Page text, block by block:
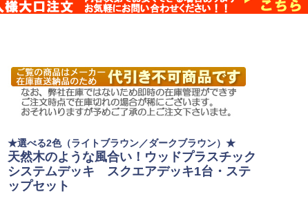
★選べる2色（ライトブラウン／ダークブラウン）★
天然木のような風合い！ウッドプラスチック
システムデッキ スクエアデッキ1台・ステ
ップセット